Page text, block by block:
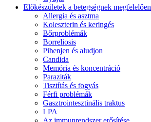
Előkészületek a betegségnek megfelelően
Allergia és asztma
Koleszterin és keringés
Bőrproblémák
Borreliosis
Pihenjen és aludjon
Candida
Memória és koncentráció
Paraziták
Tisztítás és fogyás
Férfi problémák
Gasztrointesztinális traktus
LPA